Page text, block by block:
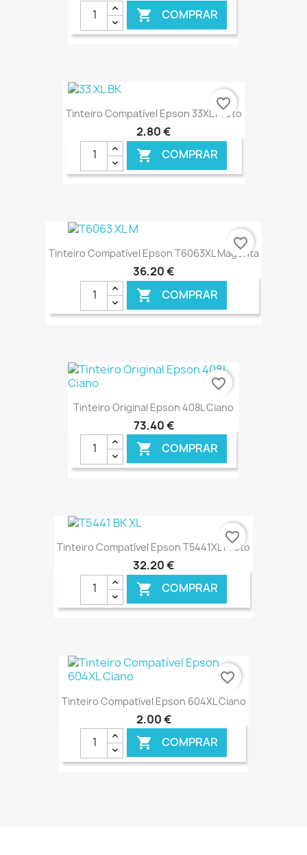
 COMPRAR
€ ONLINE
Tinteiro Compatível Epson 33XL Preto
2,80 €
 COMPRAR
€ ONLINE
favorite_border
Tinteiro Compatível Epson T6063XL Magenta
36,20 €
 COMPRAR
€ ONLINE
favorite_border
Tinteiro Original Epson 408L Ciano
73,40 €
 COMPRAR
favorite_border
Tinteiro Compatível Epson T5441XL Preto
32,20 €
 COMPRAR
€ ONLINE
favorite_border
Tinteiro Compatível Epson 604XL Ciano
2,00 €
 COMPRAR
favorite_border